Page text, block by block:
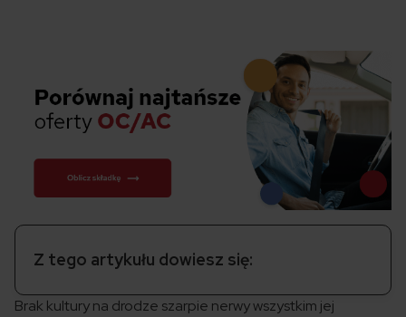
Z tego artykułu dowiesz się:
Brak kultury na drodze szarpie nerwy wszystkim jej